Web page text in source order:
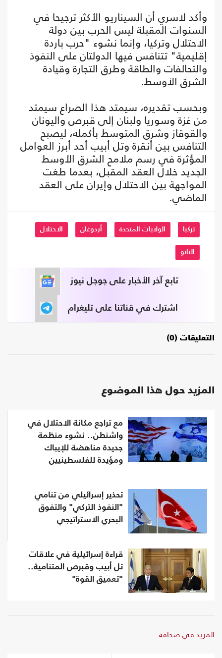
وأكد لاسري أن السيناريو الأكثر ترجيحا في
السنوات المقبلة ليس الحرب بين دولة
الاحتلال وتركيا، وإنما نشوء "حرب باردة
إقليمية" تتنافس فيها الدولتان على النفوذ
والتحالفات والطاقة وطرق التجارة وقيادة
الشرق الأوسط.
وبحسب تقديره، سيمتد هذا الصراع سيمتد
من غزة وسوريا ولبنان إلى قبرص واليونان
والقوقاز وشرق المتوسط بأكمله، ليصبح
التنافس بين أنقرة وتل أبيب أحد أبرز العوامل
المؤثرة في رسم ملامح الشرق الأوسط
الجديد خلال العقد المقبل، بعدما طغت
المواجهة بين الاحتلال وإيران على العقد
الماضي.
تركيا الولايات المتحدة أردوغان الاحتلال
الناتو
تابع آخر الأخبار على جوجل نيوز
اشترك في قناتنا على تليغرام
التعليقات (0)
المزيد حول هذا الموضوع
مع تراجع مكانة الاحتلال في
واشنطن.. نشوء منظمة
جديدة مناهضة للإيباك
ومؤيدة للفلسطينيين
تحذير إسرائيلي من تنامي
"النفوذ التركي" والتفوق
البحري الاستراتيجي
قراءة إسرائيلية في علاقات
تل أبيب وقبرص المتنامية..
"تعميق القوة"
المزيد في صحافة